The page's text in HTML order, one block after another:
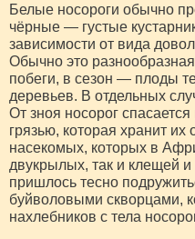
Белые носороги обычно
чёрные — густые
зависимости от вида
Обычно это
побеги, в сезон — плоды
деревьев. В отдельных
От зноя носорог
грязью, которая хранит их
насекомых, которых в
двукрылых, так и клещей
пришлось тесно
буйволовыми скворцами,
нахлебников с тела